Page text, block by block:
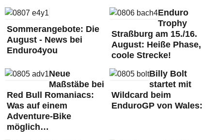
Sommerangebote: Die
August - News bei
Enduro4you
Enduro
Trophy
Straßburg am 15./16.
August: Heiße Phase,
coole Strecke!
Neue
Maßstäbe bei
Red Bull Romaniacs:
Was auf einem
Adventure-Bike
möglich…
Billy Bolt
startet mit
Wildcard beim
EnduroGP von Wales: